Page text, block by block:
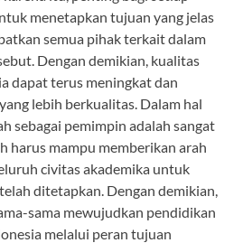
menetapkan tujuan yang jelas
semua pihak terkait dalam
Dengan demikian, kualitas
dapat terus meningkat dan
lebih berkualitas. Dalam hal
sebagai pemimpin adalah sangat
harus mampu memberikan arah
civitas akademika untuk
ditetapkan. Dengan demikian,
sama mewujudkan pendidikan
melalui peran tujuan